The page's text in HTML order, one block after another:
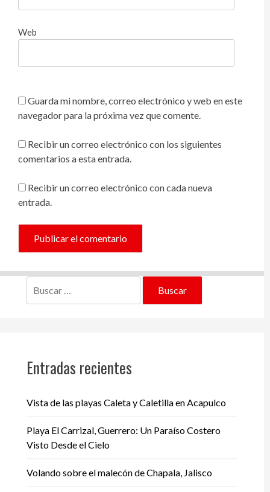
Web
Guarda mi nombre, correo electrónico y web en este
navegador para la próxima vez que comente.
Recibir un correo electrónico con los siguientes
comentarios a esta entrada.
Recibir un correo electrónico con cada nueva
entrada.
Entradas recientes
Vista de las playas Caleta y Caletilla en Acapulco
Playa El Carrizal, Guerrero: Un Paraíso Costero
Visto Desde el Cielo
Volando sobre el malecón de Chapala, Jalisco